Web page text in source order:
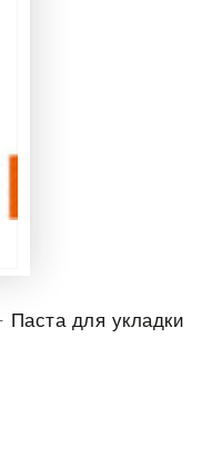
для укладки